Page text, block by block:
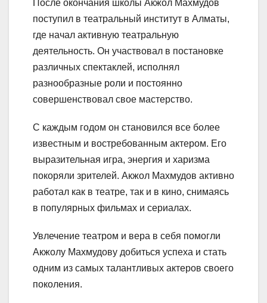
После окончания школы Акжол Махмудов
поступил в театральный институт в Алматы,
где начал активную театральную
деятельность. Он участвовал в постановке
различных спектаклей, исполнял
разнообразные роли и постоянно
совершенствовал свое мастерство.
С каждым годом он становился все более
известным и востребованным актером. Его
выразительная игра, энергия и харизма
покоряли зрителей. Акжол Махмудов активно
работал как в театре, так и в кино, снимаясь
в популярных фильмах и сериалах.
Увлечение театром и вера в себя помогли
Акжолу Махмудову добиться успеха и стать
одним из самых талантливых актеров своего
поколения.